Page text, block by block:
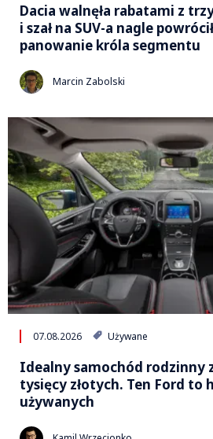
Dacia walnęła rabatami z
i szał na SUV-a nagle
panowanie króla segmentu
Marcin Zabolski
07.08.2026 Używane
Idealny samochód rodzinny
tysięcy złotych. Ten Ford to
używanych